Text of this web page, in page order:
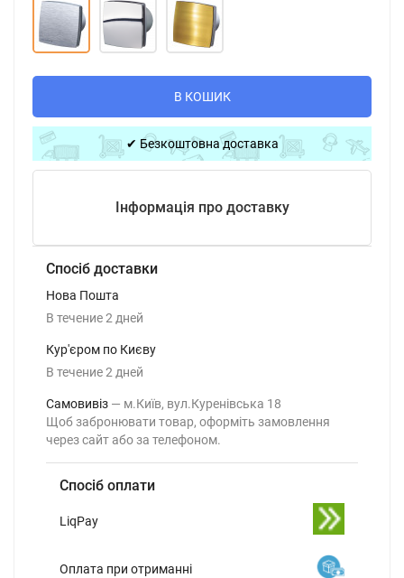
В КОШИК
✔ Безкоштовна доставка
Інформація про доставку
Спосіб доставки
Нова Пошта
В течение2дней
Кур'єром по Києву
В течение2дней
Самовивіз
м.Київ, вул.Куренівська 18
Щоб забронювати товар, оформіть замовлення
через сайт або за телефоном.
Спосіб оплати
LiqPay
Оплата при отриманні